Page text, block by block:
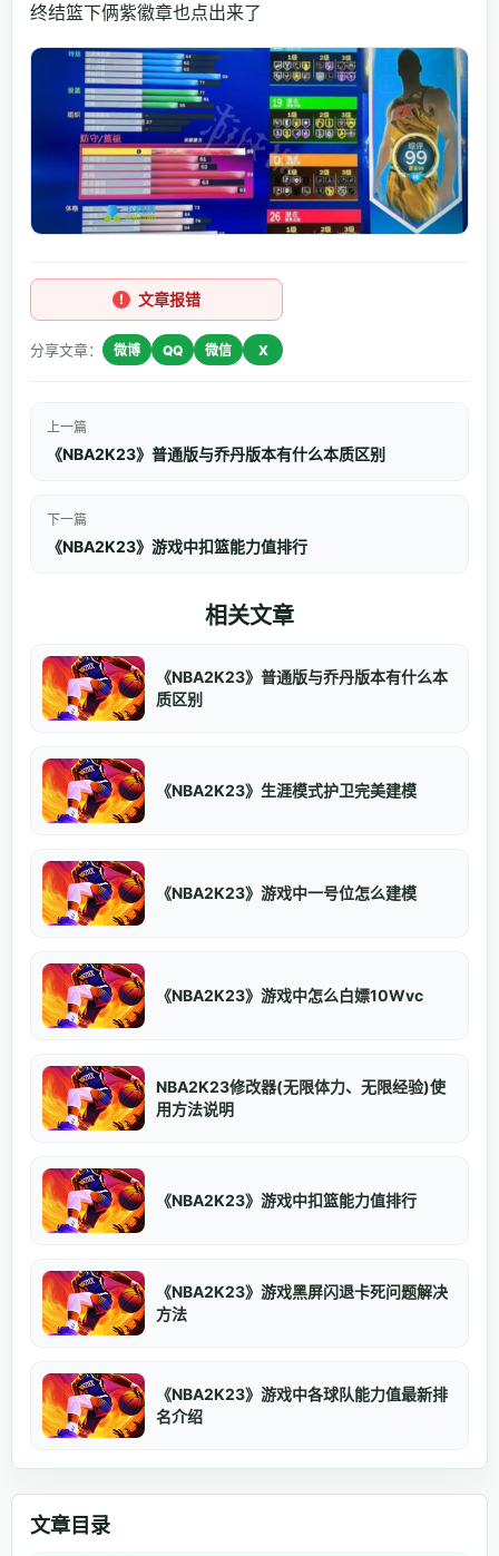
终结篮下俩紫徽章也点出来了
文章报错
分享文章： 微博 QQ 微信 X
上一篇
《NBA2K23》普通版与乔丹版本有什么本质区别
下一篇
《NBA2K23》游戏中扣篮能力值排行
相关文章
《NBA2K23》普通版与乔丹版本有什么本
质区别
《NBA2K23》生涯模式护卫完美建模
《NBA2K23》游戏中一号位怎么建模
《NBA2K23》游戏中怎么白嫖10Wvc
NBA2K23修改器(无限体力、无限经验)使
用方法说明
《NBA2K23》游戏中扣篮能力值排行
《NBA2K23》游戏黑屏闪退卡死问题解决
方法
《NBA2K23》游戏中各球队能力值最新排
名介绍
文章目录